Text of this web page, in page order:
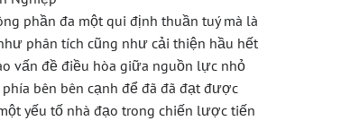
phần đa một qui định thuần tuý mà là
phân tích cũng như cải thiện hầu hết
vấn đề điều hòa giữa nguồn lực nhỏ
bên bên cạnh để đã đã đạt được
yếu tố nhà đạo trong chiến lược tiến